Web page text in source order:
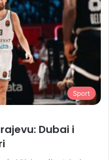
Sport
Dubai i